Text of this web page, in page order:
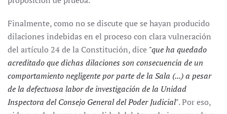
Finalmente, como no se discute que se hayan producido
dilaciones indebidas en el proceso con clara vulneración
del artículo 24 de la Constitución, dice "que ha quedado
acreditado que dichas dilaciones son consecuencia de un
comportamiento negligente por parte de la Sala (...) a pesar
de la defectuosa labor de investigación de la Unidad
Inspectora del Consejo General del Poder Judicial". Por eso,